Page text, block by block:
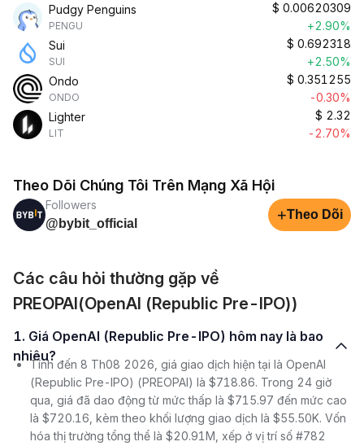
Pudgy Penguins
PENGU
$ 0.00620309
+2.90%
Sui
SUI
$ 0.692318
+2.50%
Ondo
ONDO
$ 0.351255
-0.30%
Lighter
LIT
$ 2.32
-2.70%
Theo Dõi Chúng Tôi Trên Mạng Xã Hội
Followers
@bybit_official
+Theo Dõi
Các câu hỏi thường gặp về
PREOPAI(OpenAI (Republic Pre-IPO))
1. Giá OpenAI (Republic Pre-IPO) hôm nay là bao
nhiêu?
Tính đến 8 Th08 2026, giá giao dịch hiện tại là OpenAI
(Republic Pre-IPO) (PREOPAI) là $718.86. Trong 24 giờ
qua, giá đã dao động từ mức thấp là $715.97 đến mức cao
là $720.16, kèm theo khối lượng giao dịch là $55.50K. Vốn
hóa thị trường tổng thể là $20.91M, xếp ở vị trí số #782